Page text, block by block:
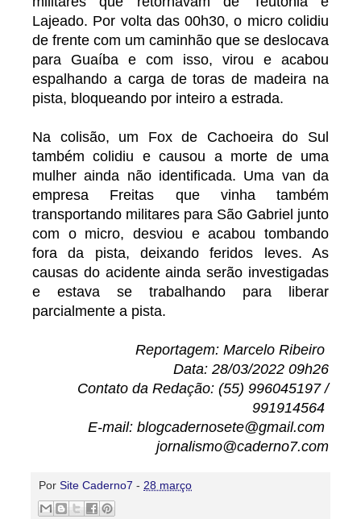
Lajeado. Por volta das 00h30, o micro colidiu
de frente com um caminhão que se deslocava
para Guaíba e com isso, virou e acabou
espalhando a carga de toras de madeira na
pista, bloqueando por inteiro a estrada.
Na colisão, um Fox de Cachoeira do Sul
também colidiu e causou a morte de uma
mulher ainda não identificada. Uma van da
empresa Freitas que vinha também
transportando militares para São Gabriel junto
com o micro, desviou e acabou tombando
fora da pista, deixando feridos leves. As
causas do acidente ainda serão investigadas
e estava se trabalhando para liberar
parcialmente a pista.
Reportagem: Marcelo Ribeiro
Data: 28/03/2022 09h26
Contato da Redação: (55) 996045197 /
991914564
E-mail: blogcadernosete@gmail.com
jornalismo@caderno7.com
Por Site Caderno7 - 28 março